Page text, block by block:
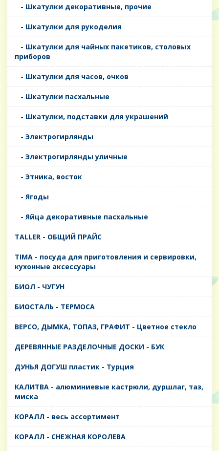
- Шкатулки декоративные, прочие
- Шкатулки для рукоделия
- Шкатулки для чайных пакетиков, столовых
приборов
- Шкатулки для часов, очков
- Шкатулки пасхальные
- Шкатулки, подставки для украшений
- Электрогирлянды
- Электрогирлянды уличные
- Этника, восток
- Ягоды
- Яйца декоративные пасхальные
TALLER - ОБЩИЙ ПРАЙС
TIMA - посуда для приготовления и сервировки,
кухонные аксессуары
БИОЛ - ЧУГУН
БИОСТАЛЬ - ТЕРМОСА
ВЕРСО, ДЫМКА, ТОПАЗ, ГРАФИТ - Цветное стекло
ДЕРЕВЯННЫЕ РАЗДЕЛОЧНЫЕ ДОСКИ - БУК
ДУНЬЯ ДОГУШ пластик - Турция
КАЛИТВА - алюминиевые кастрюли, дуршлаг, таз,
миска
КОРАЛЛ - весь ассортимент
КОРАЛЛ - СНЕЖНАЯ КОРОЛЕВА